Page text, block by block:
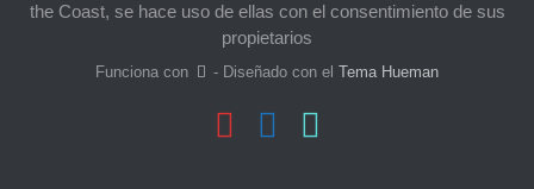
the Coast, se hace uso de ellas con el consentimiento de sus
propietarios
Funciona con - Diseñado con elTema Hueman